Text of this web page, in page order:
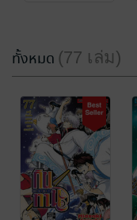
ทั้งหมด (77 เล่ม)